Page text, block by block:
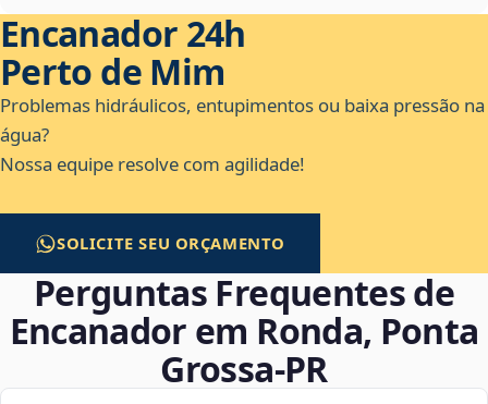
Encanador 24h
Perto de Mim
Problemas hidráulicos, entupimentos ou baixa pressão na
água?
Nossa equipe resolve com agilidade!
SOLICITE SEU ORÇAMENTO
Perguntas Frequentes de
Encanador em Ronda, Ponta
Grossa‑PR